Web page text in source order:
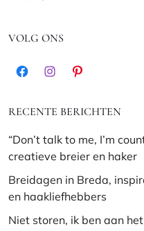
VOLG ONS
FacebookInstagramPinterest
RECENTE BERICHTEN
“Don’t talk to me, I’m
creatieve breier en haker
Breidagen in Breda,
en haakliefhebbers
Niet storen, ik ben aan